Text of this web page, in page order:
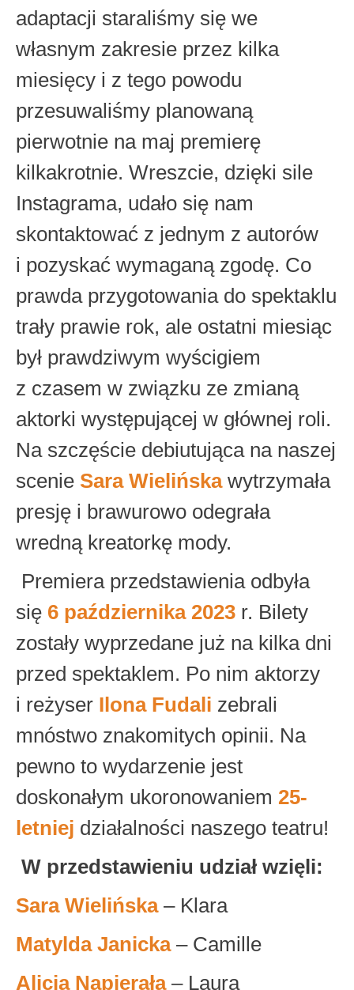
adaptacji staraliśmy się we
własnym zakresie przez kilka
miesięcy i z tego powodu
przesuwaliśmy planowaną
pierwotnie na maj premierę
kilkakrotnie. Wreszcie, dzięki sile
Instagrama, udało się nam
skontaktować z jednym z autorów
i pozyskać wymaganą zgodę. Co
prawda przygotowania do spektaklu
trały prawie rok, ale ostatni miesiąc
był prawdziwym wyścigiem
z czasem w związku ze zmianą
aktorki występującej w głównej roli.
Na szczęście debiutująca na naszej
scenie Sara Wielińskawytrzymała
presję i brawurowo odegrała
wredną kreatorkę mody.
Premiera przedstawienia odbyła
się 6 października 2023 r. Bilety
zostały wyprzedane już na kilka dni
przed spektaklem. Po nim aktorzy
i reżyser Ilona Fudali zebrali
mnóstwo znakomitych opinii. Na
pewno to wydarzenie jest
doskonałym ukoronowaniem 25-
letniej działalności naszego teatru!
W przedstawieniu udział wzięli:
Sara Wielińska– Klara
Matylda Janicka– Camille
Alicja Napierała– Laura